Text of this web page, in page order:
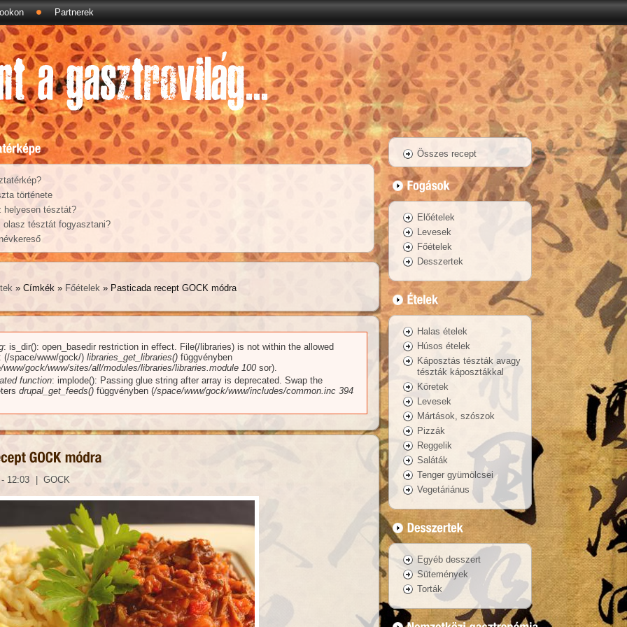
Partnerek
története
helyesen tésztát?
olasz tésztát fogyasztani?
» Címkék » Főételek » Pasticada recept GOCK módra
: is_dir(): open_basedir restriction in effect. File(/libraries) is not within the allowed
(/space/www/gock/) libraries_get_libraries() függvényben
www/gock/www/sites/all/modules/libraries/libraries.module 100 sor).
function: implode(): Passing glue string after array is deprecated. Swap the
drupal_get_feeds() függvényben (/space/www/gock/www/includes/common.inc 394
12:03 GOCK
Összes recept
Előételek
Levesek
Főételek
Desszertek
Halas ételek
Húsos ételek
Káposztás tészták avagy
tészták káposztákkal
Köretek
Levesek
Mártások, szószok
Pizzák
Reggelik
Saláták
Tenger gyümölcsei
Vegetáriánus
Egyéb desszert
Sütemények
Torták